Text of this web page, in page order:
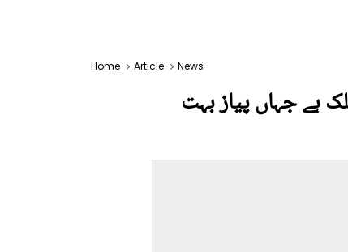
Home Article News
ہے جہاں پیاز بہت